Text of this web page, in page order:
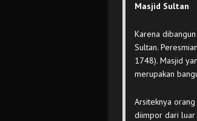
Masjid Sultan
Karena
Sultan.
1748). Masjid
merupakan
Arsiteknya
diimpor dari luar